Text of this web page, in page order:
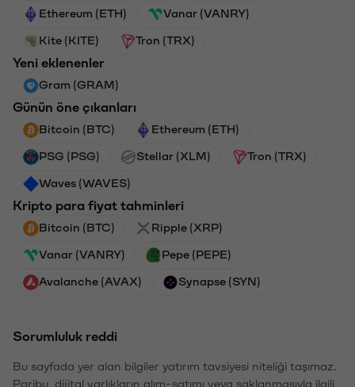
Ethereum (ETH) Vanar (VANRY)
Kite (KITE) Tron (TRX)
Yeni eklenenler
Gram (GRAM)
Günün öne çıkanları
Bitcoin (BTC) Ethereum (ETH)
PSG (PSG) Stellar (XLM) Tron (TRX)
Waves (WAVES)
Kripto para fiyat tahminleri
Bitcoin (BTC) Ripple (XRP)
Vanar (VANRY) Pepe (PEPE)
Avalanche (AVAX) Synapse (SYN)
Sorumluluk reddi
Bu sayfada yer alan bilgiler yatırım tavsiyesi niteliği taşımaz.
Paribu, dijital varlıkların alım-satımı veya saklanmasıyla ilgili